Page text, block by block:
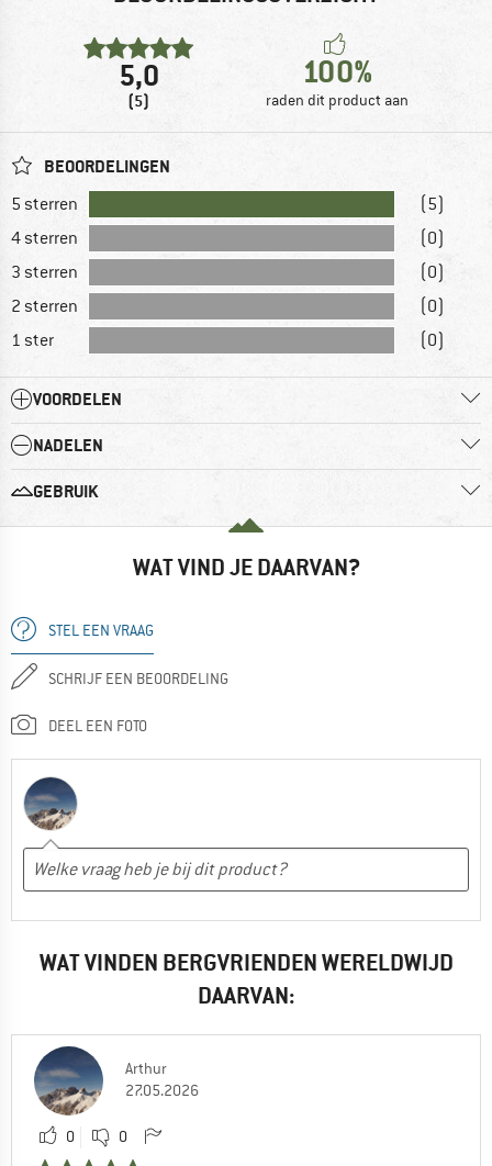
5,0
(5)
100%
raden dit product aan
BEOORDELINGEN
5 sterren
(5)
4 sterren
(0)
3 sterren
(0)
2 sterren
(0)
1 ster
(0)
VOORDELEN
NADELEN
GEBRUIK
WAT VIND JE DAARVAN?
STEL EEN VRAAG
SCHRIJF EEN BEOORDELING
DEEL EEN FOTO
WAT VINDEN BERGVRIENDEN WERELDWIJD
DAARVAN:
Arthur
27.05.2026
0 0